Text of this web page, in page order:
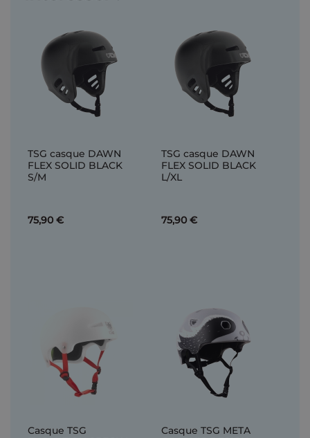
TSG casque DAWN
FLEX SOLID BLACK
S/M
75,90 €
TSG casque DAWN
FLEX SOLID BLACK
L/XL
75,90 €
Casque TSG
Casque TSG META